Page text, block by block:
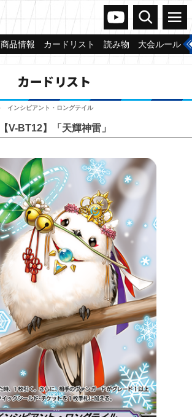
ヴァンガードch
検索 メニュー
商品情報 カードリスト 読み物 大会ルール
カードリスト
インシピアント・ロングテイル
【V-BT12】「天輝神雷」